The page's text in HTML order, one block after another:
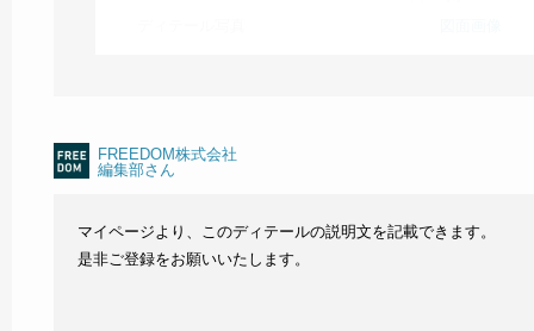
FREEDOM株式会社
編集部さん
マイページより、このディテールの説明文を記載できます。
是非ご登録をお願いいたします。